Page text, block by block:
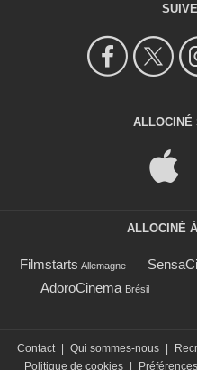
ALLOCINÉ
ALLOCINÉ
Filmstarts Allemagne
AdoroCinema Brésil
Contact Qui sommes-nous
Politique de cookies